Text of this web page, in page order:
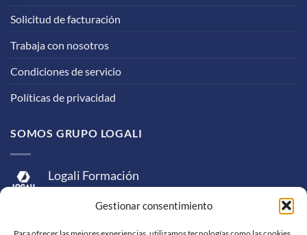
Gestionar consentimiento
Solicitud de facturación
Trabaja con nosotros
Condiciones de servicio
Políticas de privacidad
SOMOS GRUPO LOGALI
Logali Formación
Logali Consultoría